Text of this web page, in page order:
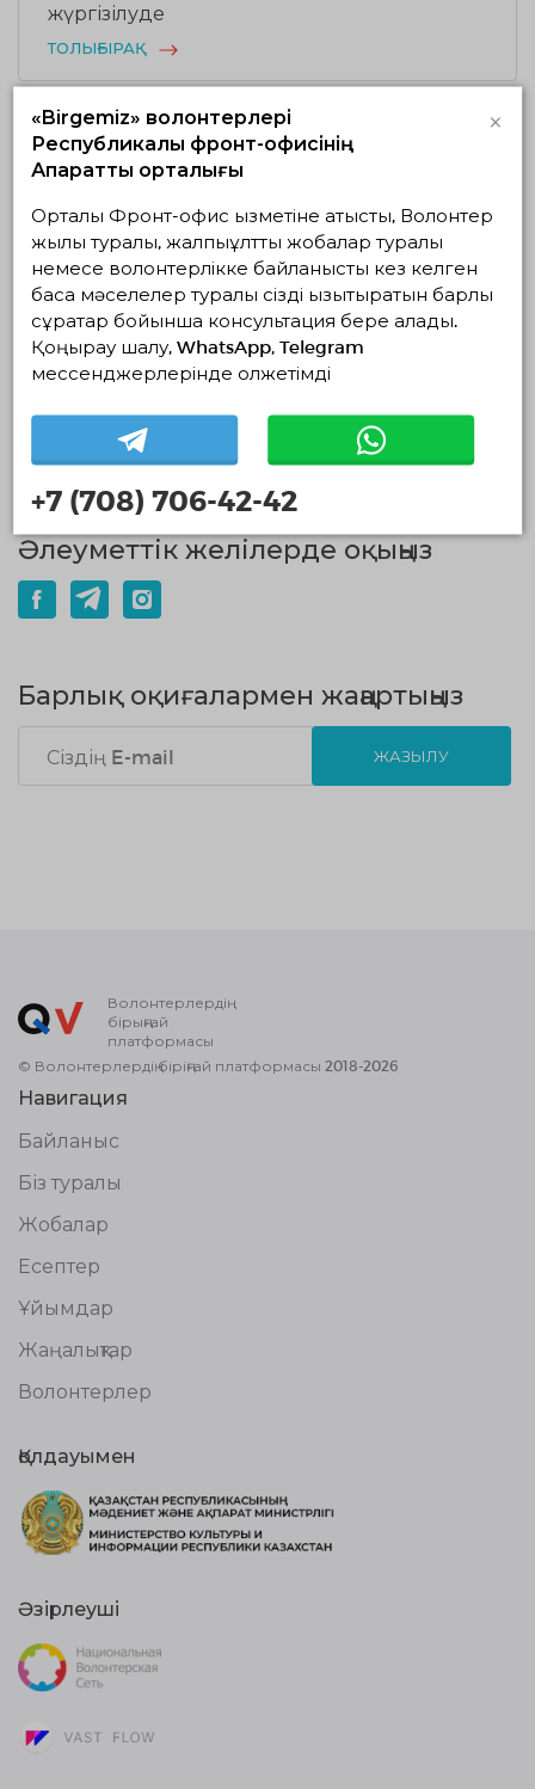
жүргізілуде
ТОЛЫҒЫРАҚ
17.07.2026 1943 0
Ұлттық волонтерлік желіде Шанхай
қаласының Әлеуметтік жұмыс
департаментінің делегациясымен кездесу
өтті
ТОЛЫҒЫРАҚ
СҚО-да 10 мыңнан астам волонтер бар
ТОЛЫҒЫРАҚ
Әлеуметтік желілерде оқыңыз
Барлық оқиғалармен жаңартыңыз
ЖАЗЫЛУ
Волонтерлердің
бірыңғай
платформасы
© Волонтерлердің біріңғай платформасы 2018-2026
Навигация
Байланыс
Біз туралы
Жобалар
Есептер
Ұйымдар
Жаңалықтар
Волонтерлер
Қолдауымен
Әзірлеуші
«Birgemiz» волонтерлері
Республикалық фронт-офисінің
Ақпараттық орталығы
×
Орталық Фронт-офис қызметіне қатысты, Волонтер
жылы туралы, жалпыұлттық жобалар туралы
немесе волонтерлікке байланысты кез келген
басқа мәселелер туралы сізді қызықтыратын барлық
сұрақтар бойынша консультация бере алады.
Қоңырау шалу, WhatsApp, Telegram
мессенджерлерінде қолжетімді
+7 (708) 706-42-42